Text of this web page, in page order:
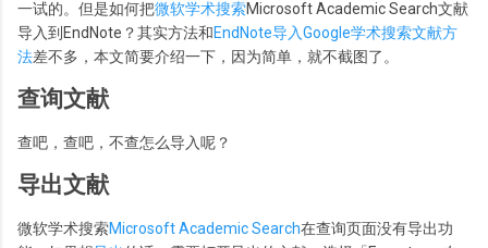
一试的。但是如何把微软学术搜索Microsoft Academic Search文献
导入到EndNote？其实方法和EndNote导入Google学术搜索文献方
法差不多，本文简要介绍一下，因为简单，就不截图了。
查询文献
查吧，查吧，不查怎么导入呢？
导出文献
微软学术搜索Microsoft Academic Search在查询页面没有导出功